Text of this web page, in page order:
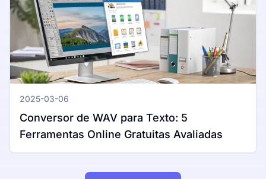
2025-03-06
Conversor de WAV para Texto: 5
Ferramentas Online Gratuitas Avaliadas